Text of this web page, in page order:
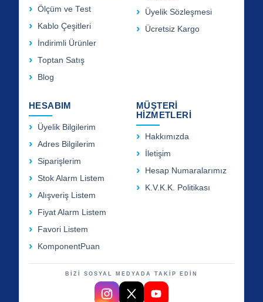
Ölçüm ve Test
Kablo Çeşitleri
İndirimli Ürünler
Toptan Satış
Blog
Üyelik Sözleşmesi
Ücretsiz Kargo
HESABIM
Üyelik Bilgilerim
Adres Bilgilerim
Siparişlerim
Stok Alarm Listem
Alışveriş Listem
Fiyat Alarm Listem
Favori Listem
KomponentPuan
MÜŞTERİ
HİZMETLERİ
Hakkımızda
İletişim
Hesap Numaralarımız
K.V.K.K. Politikası
BİZİ SOSYAL MEDYADA TAKİP EDİN